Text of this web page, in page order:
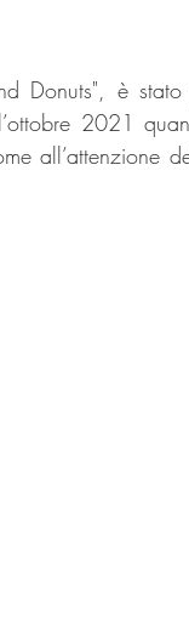
Donuts", è
2021